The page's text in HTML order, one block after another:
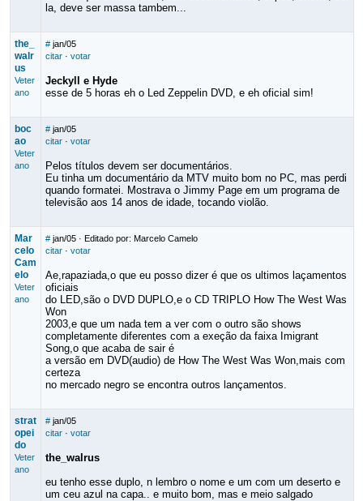
la, deve ser massa tambem...
the_
walr
us
Veter
ano
# jan/05
citar· votar
Jeckyll e Hyde
esse de 5 horas eh o Led Zeppelin DVD, e eh oficial sim!
boc
ao
Veter
ano
# jan/05
citar· votar
Pelos títulos devem ser documentários.
Eu tinha um documentário da MTV muito bom no PC, mas perdi
quando formatei. Mostrava o Jimmy Page em um programa de
televisão aos 14 anos de idade, tocando violão.
Mar
celo
Cam
elo
Veter
ano
# jan/05· Editado por: Marcelo Camelo
citar· votar
Ae,rapaziada,o que eu posso dizer é que os ultimos laçamentos
oficiais
do LED,são o DVD DUPLO,e o CD TRIPLO How The West Was
Won
2003,e que um nada tem a ver com o outro são shows
completamente diferentes com a exeção da faixa Imigrant
Song,o que acaba de sair é
a versão em DVD(audio) de How The West Was Won,mais com
certeza
no mercado negro se encontra outros lançamentos.
strat
opei
do
Veter
ano
# jan/05
citar· votar
the_walrus
eu tenho esse duplo, n lembro o nome e um com um deserto e
um ceu azul na capa.. e muito bom, mas e meio salgado